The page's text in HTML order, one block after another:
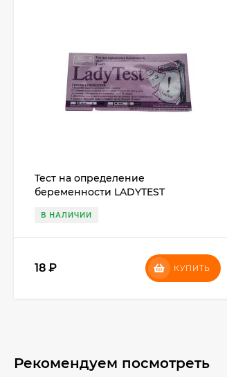
Тест на определение
беременности LADYTEST
В НАЛИЧИИ
18 ₽ КУПИТЬ
Рекомендуем посмотреть